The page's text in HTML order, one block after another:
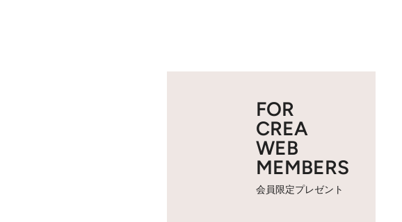
FOR
CREA
WEB
MEMBERS
会員限定プレゼント